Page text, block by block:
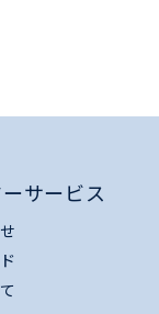
サービス